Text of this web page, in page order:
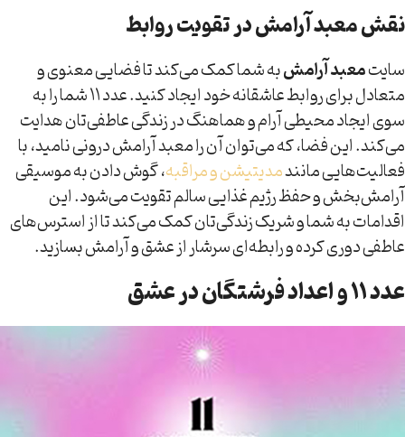
نقش معبد آرامش در تقویت روابط
سایتمعبد آرامشبه شما کمک می‌کند تا فضایی معنوی و
متعادل برای روابط عاشقانه خود ایجاد کنید. عدد ۱۱ شما را به
سوی ایجاد محیطی آرام و هماهنگ در زندگی عاطفی‌تان هدایت
می‌کند. این فضا، که می‌توان آن را معبد آرامش درونی نامید، با
فعالیت‌هایی مانندمدیتیشن و مراقبه، گوش دادن به موسیقی
آرامش‌بخش و حفظ رژیم غذایی سالم تقویت می‌شود. این
اقدامات به شما و شریک زندگی‌تان کمک می‌کند تا از استرس‌های
عاطفی دوری کرده و رابطه‌ای سرشار از عشق و آرامش بسازید.
عدد ۱۱ و اعداد فرشتگان در عشق